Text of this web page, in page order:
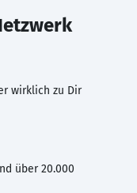
wirklich zu Dir
über 20.000